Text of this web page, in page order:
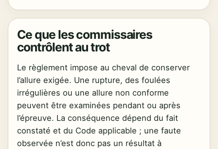
Ce que les commissaires
contrôlent au trot
Le règlement impose au cheval de conserver
l’allure exigée. Une rupture, des foulées
irrégulières ou une allure non conforme
peuvent être examinées pendant ou après
l’épreuve. La conséquence dépend du fait
constaté et du Code applicable ; une faute
observée n’est donc pas un résultat à